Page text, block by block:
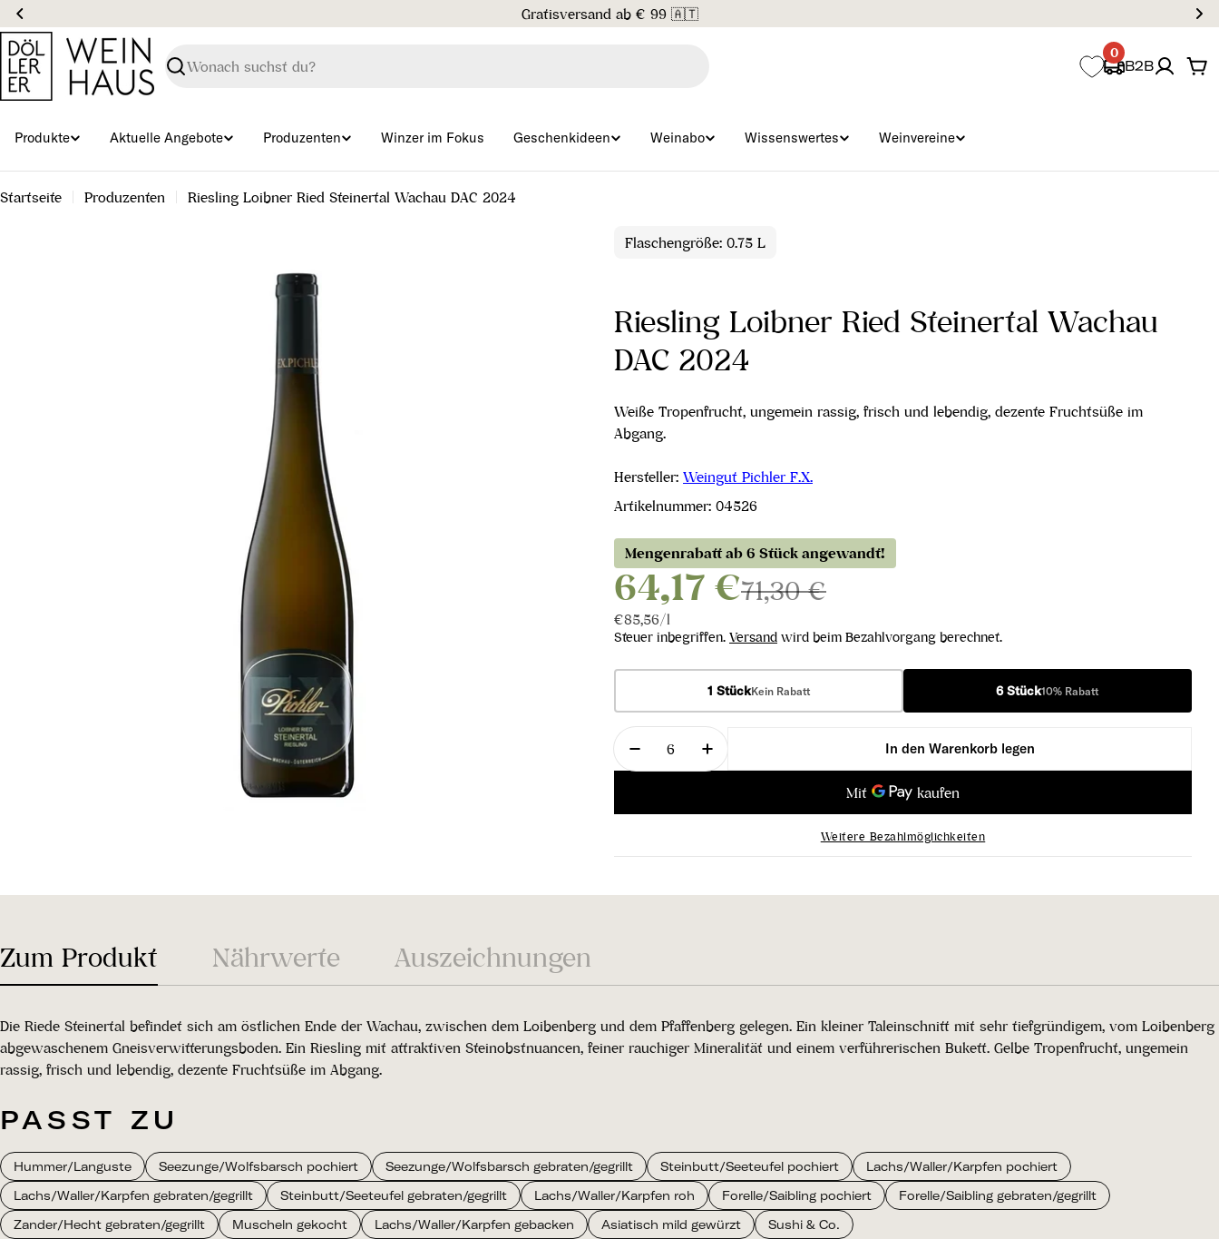
Zum
Inhalt
springen
Gratisversand ab € 99 🇦🇹
Suchen
0
B2B
Produkte Aktuelle Angebote Produzenten Winzer im Fokus Geschenkideen Weinabo Wissenswertes Weinvereine
Startseite Produzenten Riesling Loibner Ried Steinertal Wachau DAC 2024
Flaschengröße: 0.75 L
Riesling Loibner Ried Steinertal Wachau
DAC 2024
Weiße Tropenfrucht, ungemein rassig, frisch und lebendig, dezente Fruchtsüße im
Abgang.
Hersteller: Weingut Pichler F.X.
Artikelnummer: 04526
Mengenrabatt ab 6 Stück angewandt!
64,17 €71,30 €
Stückpreis
€85,56/pro
l
Steuer inbegriffen. Versand wird beim Bezahlvorgang berechnet.
1 StückKein Rabatt 6 Stück10% Rabatt
Menge
Menge für Riesling Loibner Ried Steinertal Wachau DAC 2024 verringern
Menge für Riesling Loibner Ried Steinertal Wachau DAC 2024
In den Warenkorb legen
Weitere Bezahlmöglichkeiten
Zum Produkt Nährwerte Auszeichnungen
Die Riede Steinertal befindet sich am östlichen Ende der Wachau, zwischen dem Loibenberg und dem Pfaffenberg gelegen. Ein kleiner Taleinschnitt mit sehr tiefgründigem, vom Loibenberg
abgewaschenem Gneisverwitterungsboden. Ein Riesling mit attraktiven Steinobstnuancen, feiner rauchiger Mineralität und einem verführerischen Bukett. Gelbe Tropenfrucht, ungemein
rassig, frisch und lebendig, dezente Fruchtsüße im Abgang.
PASST ZU
Hummer/Languste Seezunge/Wolfsbarsch pochiert Seezunge/Wolfsbarsch gebraten/gegrillt Steinbutt/Seeteufel pochiert
Lachs/Waller/Karpfen pochiert
Lachs/Waller/Karpfen gebraten/gegrillt
Steinbutt/Seeteufel gebraten/gegrillt Lachs/Waller/Karpfen roh Forelle/Saibling pochiert
Forelle/Saibling gebraten/gegrillt
Zander/Hecht gebraten/gegrillt
Muscheln gekocht Lachs/Waller/Karpfen gebacken Asiatisch mild gewürzt Sushi & Co.